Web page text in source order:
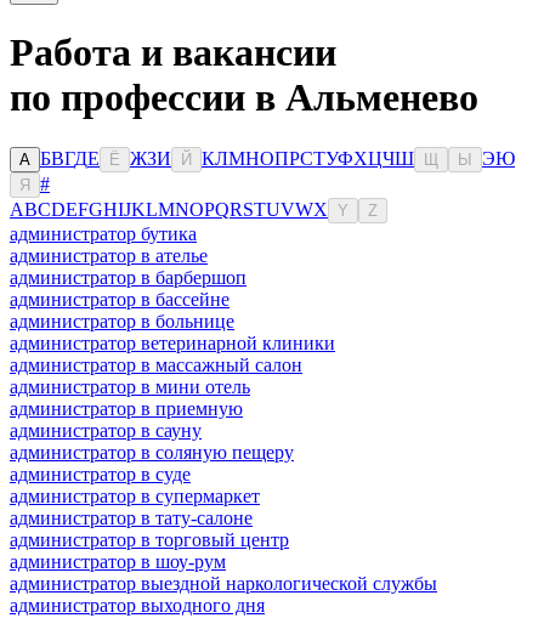
Работа и вакансии
по профессии в Альменево
А БВГДЕ Ё ЖЗИ Й КЛМНОПРСТУФХЦЧШ Ы ЭЮ
Я
#
ABCDEFGHIJKLMNOPQRSTUVWX Y Z
администратор бутика
администратор в ателье
администратор в барбершоп
администратор в бассейне
администратор в больнице
администратор ветеринарной клиники
администратор в массажный салон
администратор в мини отель
администратор в приемную
администратор в сауну
администратор в соляную пещеру
администратор в суде
администратор в супермаркет
администратор в тату-салоне
администратор в торговый центр
администратор в шоу-рум
администратор выездной наркологической службы
администратор выходного дня